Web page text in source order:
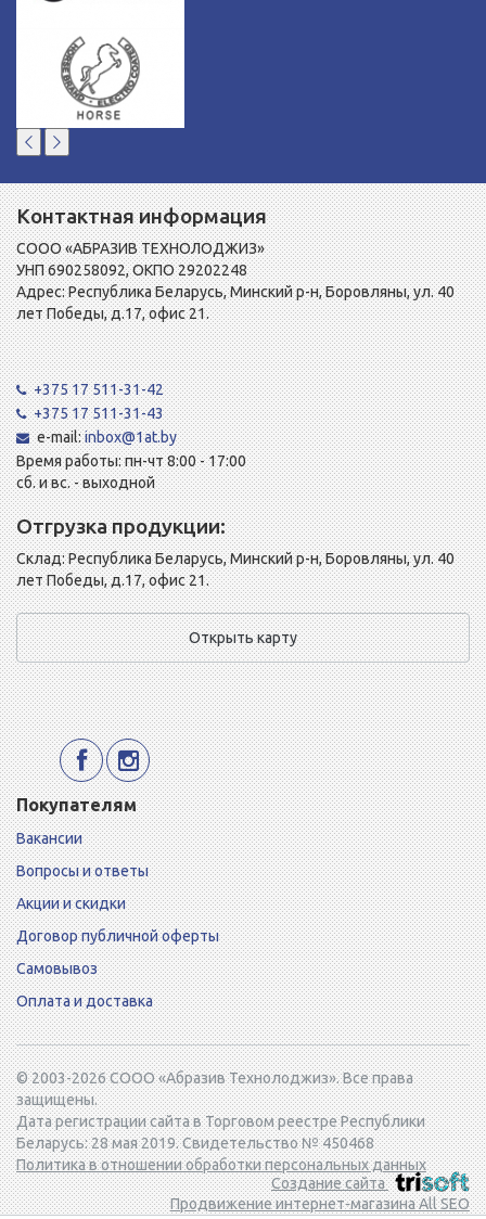
Контактная информация
СООО «АБРАЗИВ ТЕХНОЛОДЖИЗ»
УНП 690258092, ОКПО 29202248
Адрес: Республика Беларусь, Минский р-н, Боровляны, ул. 40
лет Победы, д.17, офис 21.
+375 17 511-31-42
+375 17 511-31-43
e-mail:inbox@1at.by
Время работы: пн-чт 8:00 - 17:00
сб. и вс. - выходной
Отгрузка продукции:
Склад: Республика Беларусь, Минский р-н, Боровляны, ул. 40
лет Победы, д.17, офис 21.
Открыть карту
Покупателям
Вакансии
Вопросы и ответы
Акции и скидки
Договор публичной оферты
Самовывоз
Оплата и доставка
© 2003-2026 СООО «Абразив Технолоджиз». Все права
защищены.
Дата регистрации сайта в Торговом реестре Республики
Беларусь: 28 мая 2019. Свидетельство № 450468
Политика в отношении обработки персональных данных
Создание сайта
Продвижение интернет-магазина All SEO